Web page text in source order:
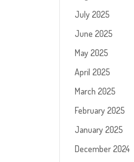
July 2025
June 2025
May 2025
April 2025
March 2025
February 2025
January 2025
December 2024